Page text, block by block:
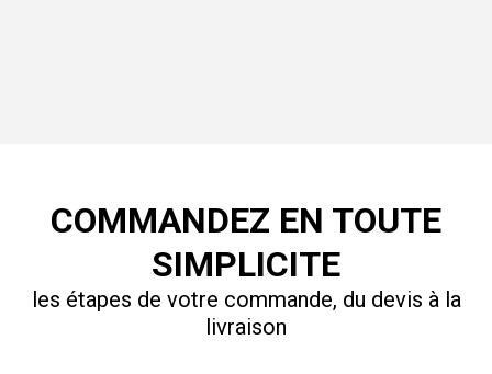
COMMANDEZ EN TOUTE
SIMPLICITE
les étapes de votre commande, du devis à la
livraison